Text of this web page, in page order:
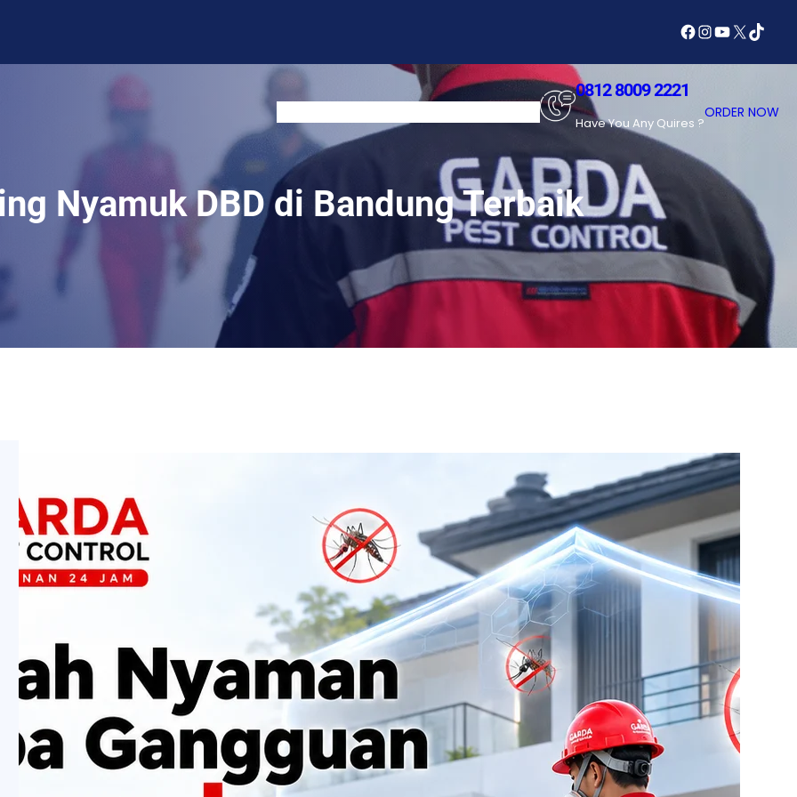
Facebook
Instagram
YouTube
X TikTok
0812 8009 2221
Have You Any Quires ?
ORDER NOW
Nyamuk DBD di Bandung Terbaik